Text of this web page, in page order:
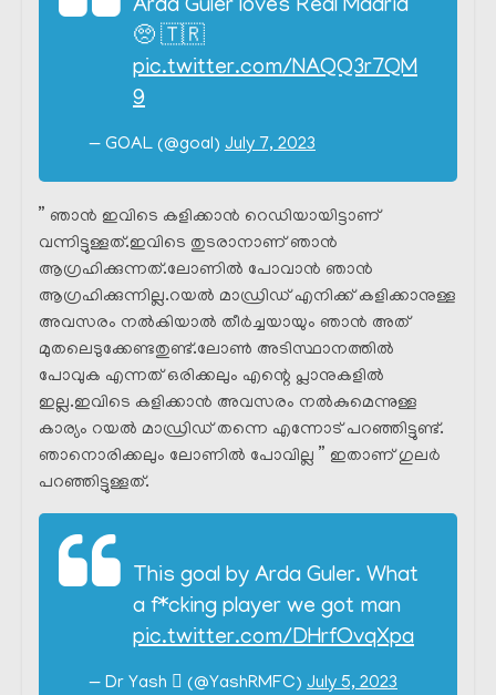
Arda Guler loves Real Madrid
🥺 🇹🇷
pic.twitter.com/NAQQ3r7QM
9
— GOAL (@goal) July 7, 2023
” ഞാൻ ഇവിടെ കളിക്കാൻ റെഡിയായിട്ടാണ്
വന്നിട്ടുള്ളത്.ഇവിടെ തുടരാനാണ് ഞാൻ
ആഗ്രഹിക്കുന്നത്.ലോണിൽ പോവാൻ ഞാൻ
ആഗ്രഹിക്കുന്നില്ല.റയൽ മാഡ്രിഡ് എനിക്ക് കളിക്കാനുള്ള
അവസരം നൽകിയാൽ തീർച്ചയായും ഞാൻ അത്
മുതലെടുക്കേണ്ടതുണ്ട്.ലോൺ അടിസ്ഥാനത്തിൽ
പോവുക എന്നത് ഒരിക്കലും എന്റെ പ്ലാനുകളിൽ
ഇല്ല.ഇവിടെ കളിക്കാൻ അവസരം നൽകുമെന്നുള്ള
കാര്യം റയൽ മാഡ്രിഡ് തന്നെ എന്നോട് പറഞ്ഞിട്ടുണ്ട്.
ഞാനൊരിക്കലും ലോണിൽ പോവില്ല ” ഇതാണ് ഗുലർ
പറഞ്ഞിട്ടുള്ളത്.
This goal by Arda Guler. What
a f*cking player we got man
pic.twitter.com/DHrfOvqXpa
— Dr Yash  (@YashRMFC) July 5, 2023